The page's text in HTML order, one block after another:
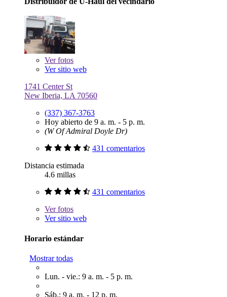
Verfotos
Ver sitio web
1741 Center St
New Iberia, LA 70560
(337) 367-3763
Hoy abierto de 9 a. m. - 5 p. m.
(W Of Admiral Doyle Dr)
431 comentarios
Distancia estimada
4.6 millas
431 comentarios
Verfotos
Ver sitio web
Horario estándar
Mostrar todas
Lun. - vie.: 9 a. m. - 5 p. m.
Sáb.: 9 a. m. - 12 p. m.